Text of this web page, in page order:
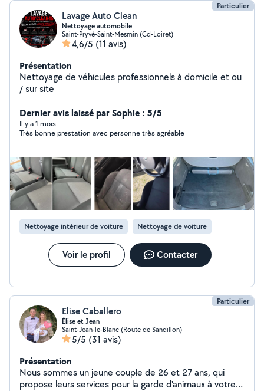
Particulier
Lavage Auto Clean
Nettoyage automobile
Saint-Pryvé-Saint-Mesmin (Cd-Loiret)
4,6/5 (11 avis)
Présentation
Nettoyage de véhicules professionnels à domicile et ou
/ sur site
Dernier avis laissé par Sophie : 5/5
Il y a 1 mois
Très bonne prestation avec personne très agréable
Nettoyage intérieur de voiture Nettoyage de voiture
Voir le profil Contacter
Particulier
Elise Caballero
Élise et Jean
Saint-Jean-le-Blanc (Route de Sandillon)
5/5 (31 avis)
Présentation
Nous sommes un jeune couple de 26 et 27 ans, qui
propose leurs services pour la garde d'animaux à votre